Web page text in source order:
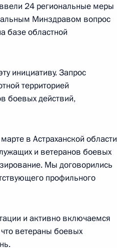
24 региональные меры
Минздравом вопрос
базе областной
инициативу. Запрос
территорией
боевых действий,
в Астраханской области
и ветеранов боевых
Мы договорились
профильного
и активно включаемся
ветераны боевых